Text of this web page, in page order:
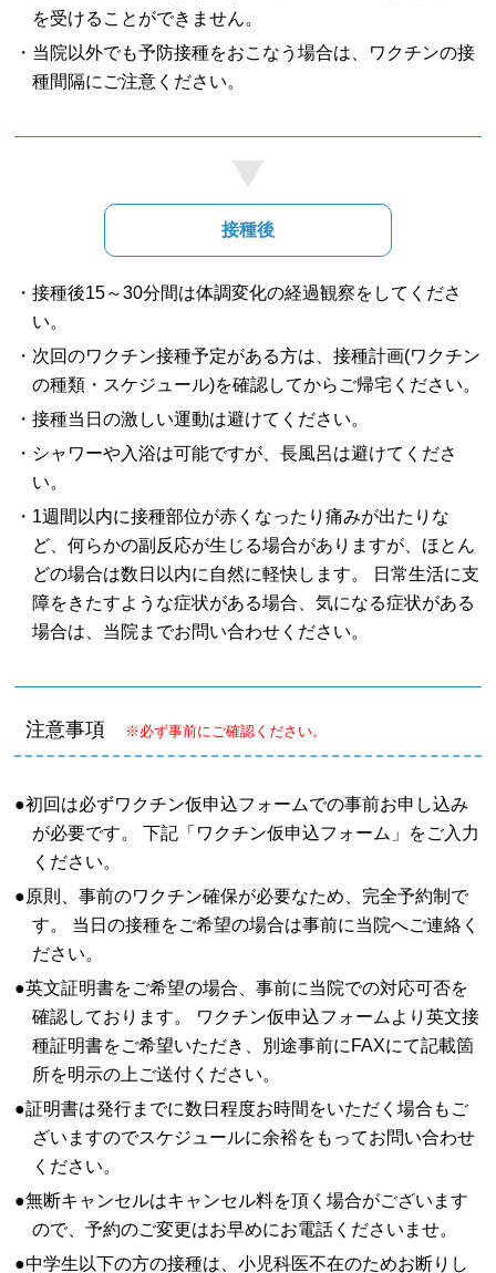
を受けることができません。
・当院以外でも予防接種をおこなう場合は、ワクチンの接
種間隔にご注意ください。
接種後
・接種後15～30分間は体調変化の経過観察をしてくださ
い。
・次回のワクチン接種予定がある方は、接種計画(ワクチン
の種類・スケジュール)を確認してからご帰宅ください。
・接種当日の激しい運動は避けてください。
・シャワーや入浴は可能ですが、長風呂は避けてくださ
い。
・1週間以内に接種部位が赤くなったり痛みが出たりな
ど、何らかの副反応が生じる場合がありますが、ほとん
どの場合は数日以内に自然に軽快します。 日常生活に支
障をきたすような症状がある場合、気になる症状がある
場合は、当院までお問い合わせください。
注意事項 ※必ず事前にご確認ください。
●初回は必ずワクチン仮申込フォームでの事前お申し込み
が必要です。 下記「ワクチン仮申込フォーム」をご入力
ください。
●原則、事前のワクチン確保が必要なため、完全予約制で
す。 当日の接種をご希望の場合は事前に当院へご連絡く
ださい。
●英文証明書をご希望の場合、事前に当院での対応可否を
確認しております。 ワクチン仮申込フォームより英文接
種証明書をご希望いただき、別途事前にFAXにて記載箇
所を明示の上ご送付ください。
●証明書は発行までに数日程度お時間をいただく場合もご
ざいますのでスケジュールに余裕をもってお問い合わせ
ください。
●無断キャンセルはキャンセル料を頂く場合がございます
ので、予約のご変更はお早めにお電話くださいませ。
●中学生以下の方の接種は、小児科医不在のためお断りし